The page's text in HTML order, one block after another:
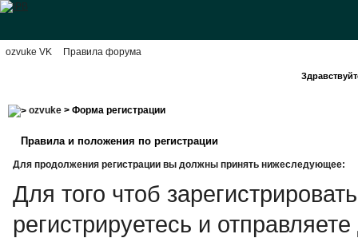
ozvuke VK Правила форума
ozvuke> Форма регистрации
Правила и положения по регистрации
Для продолжения регистрации вы должны принять нижеследующее:
Для того чтоб
регистрируетесь и